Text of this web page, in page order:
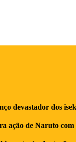
devastador dos
ação de Naruto